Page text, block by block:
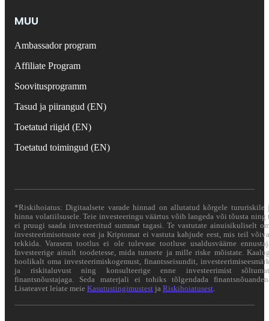
MUU
Ambassador program
Affiliate Program
Soovitusprogramm
Tasud ja piirangud (EN)
Toetatud riigid (EN)
Toetatud toimingud (EN)
*Riskihoiatus: Digitaalsete varade hinnad on allutatud kõrgele tururiskile
hinna volatiilsusele. Teie investeeringu väärtus võib langeda või tõusta ning
ei pruugi saada investeeritud summat tagasi. Te vastutate ainuisikuliselt
investeerimisotsuste eest ja Kriptomat ei vastuta kahjude eest, mis teil
tekkida. Varasem tootlus ei ole tulevase tootluse usaldusväärne
Investeerige ainult toodetesse, mida tunnete ja mille riske mõistate.
hoolikalt oma investeerimiskogemust, finantsseisundit,
ja riskitaluvust ning konsulteerige enne investeerimist
finantsnõustajaga. Seda materjali ei tohiks tõlgendada
Lisateavet leiate meie Kasutustingimustest ja Riskihoiatusest